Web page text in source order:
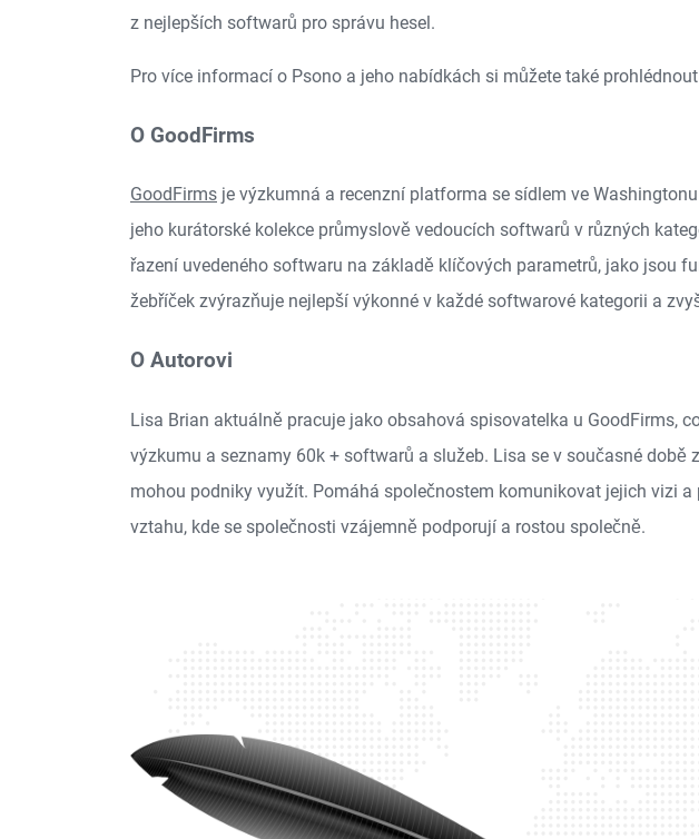
z nejlepších softwarů pro správu hesel.
Pro více informací o Psono a jeho nabídkách si můžete také
O GoodFirms
GoodFirms je výzkumná a recenzní platforma se sídlem ve
jeho kurátorské kolekce průmyslově vedoucích softwarů v různých
řazení uvedeného softwaru na základě klíčových parametrů, jako jsou
žebříček zvýrazňuje nejlepší výkonné v každé softwarové kategorii a
O Autorovi
Lisa Brian aktuálně pracuje jako obsahová spisovatelka u GoodFirms,
výzkumu a seznamy 60k + softwarů a služeb. Lisa se v současné
mohou podniky využít. Pomáhá společnostem komunikovat jejich vizi
vztahu, kde se společnosti vzájemně podporují a rostou společně.